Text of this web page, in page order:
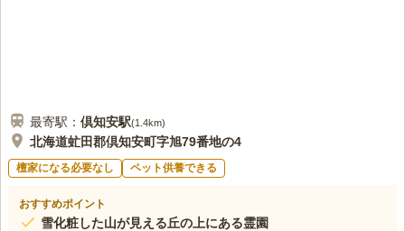
最寄駅： 倶知安駅(1.4km)
北海道虻田郡倶知安町字旭79番地の4
檀家になる必要なし ペット供養できる
おすすめポイント
雪化粧した山が見える丘の上にある霊園